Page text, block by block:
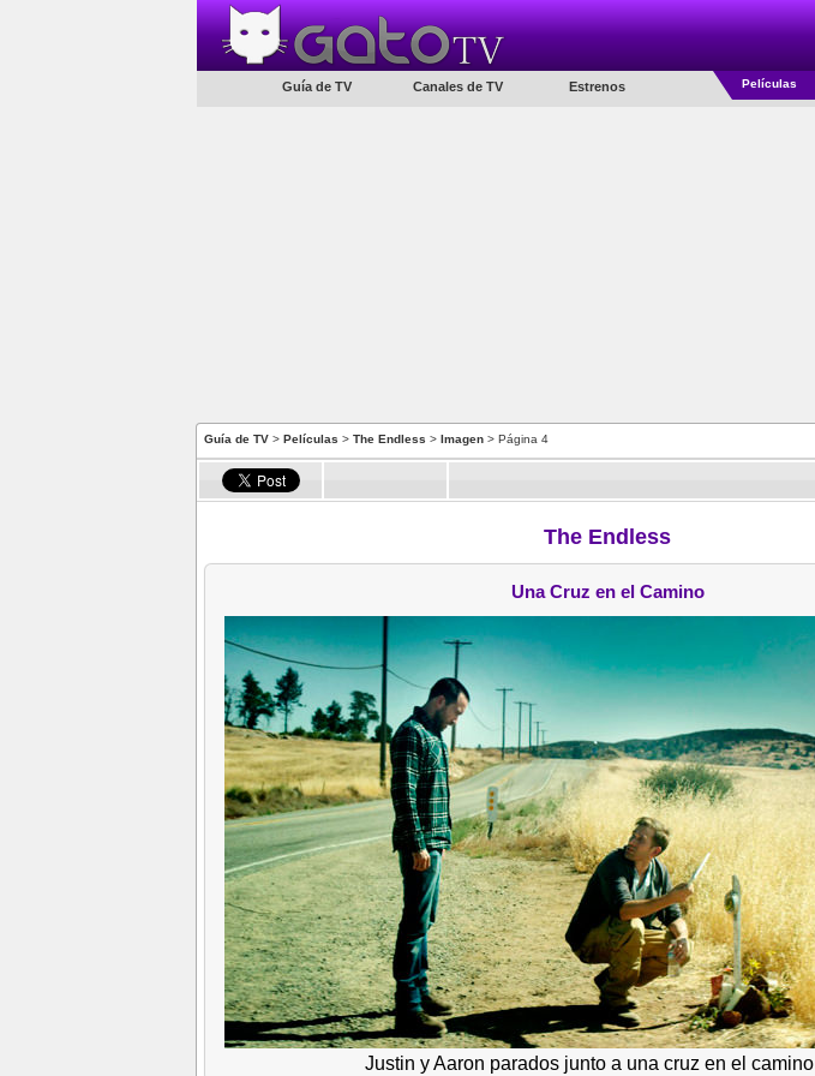
Guía de TV Canales de TV Estrenos Películas
Guía de TV > Películas > The Endless > Imagen > Página 4
The Endless
Una Cruz en el Camino
Justin y Aaron parados junto a una cruz en el camino